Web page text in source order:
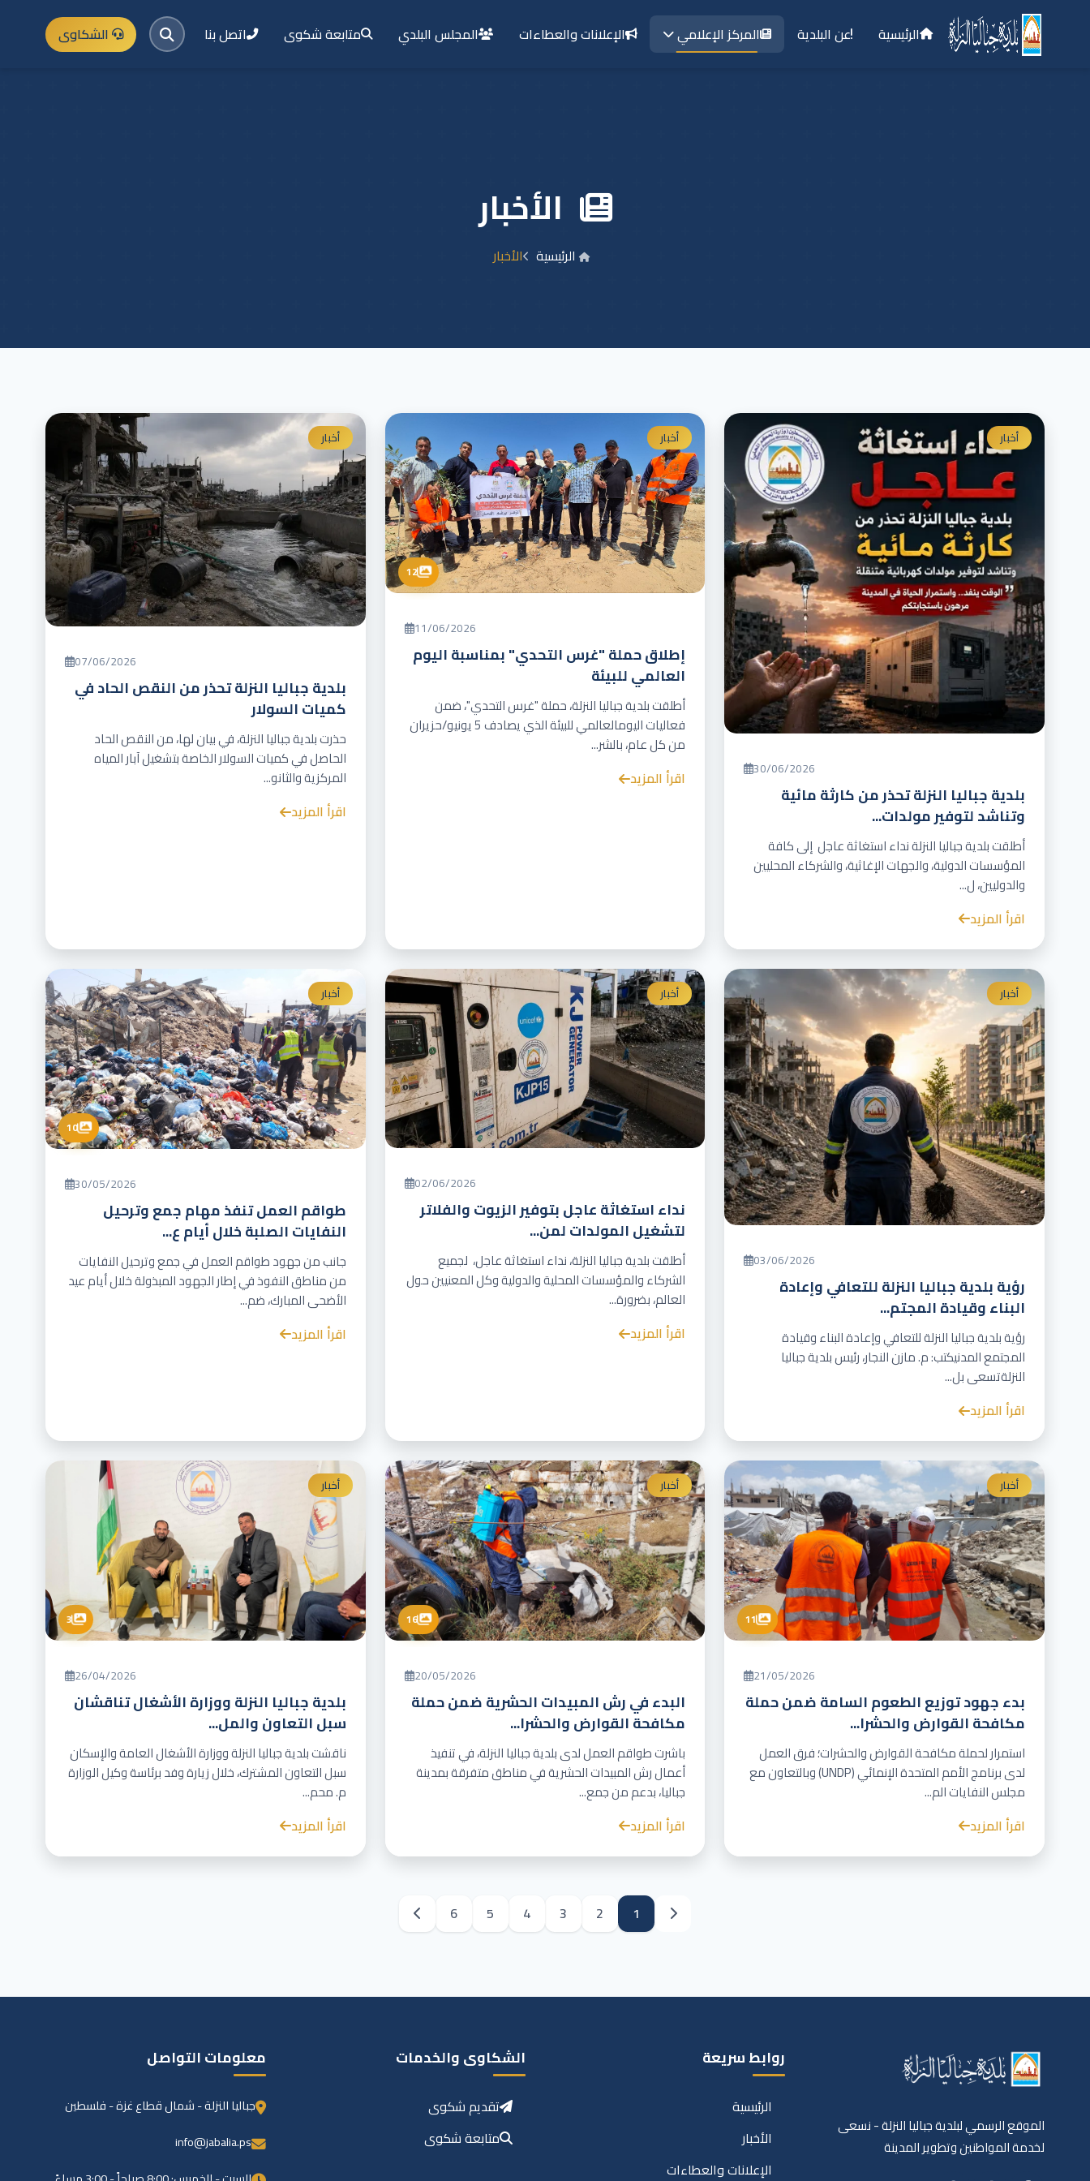
الرئيسية عن البلدية المركز الإعلامي الإعلانات والعطاءات المجلس البلدي متابعة شكوى اتصل بنا الشكاوى
الأخبار
الرئيسية الأخبار
أخبار
30/06/2026
بلدية جباليا النزلة تحذر من كارثة مائية
وتناشد لتوفير مولدات...
أطلقت بلدية جباليا النزلة نداء استغاثة عاجل إلى كافة
المؤسسات الدولية، والجهات الإغاثية، والشركاء المحليين
والدوليين، ل...
اقرأ المزيد
أخبار
12
11/06/2026
إطلاق حملة "غرس التحدي" بمناسبة اليوم
العالمي للبيئة
أطلقت بلدية جباليا النزلة، حملة "غرس التحدي"، ضمن
فعاليات اليومالعالمي للبيئة الذي يصادف 5 يونيو/حزيران
من كل عام، بالشر...
اقرأ المزيد
أخبار
07/06/2026
بلدية جباليا النزلة تحذر من النقص الحاد في
كميات السولار
حذرت بلدية جباليا النزلة، في بيان لها، من النقص الحاد
الحاصل في كميات السولار الخاصة بتشغيل آبار المياه
المركزية والثانو...
اقرأ المزيد
أخبار
03/06/2026
رؤية بلدية جباليا النزلة للتعافي وإعادة
البناء وقيادة المجتم...
رؤية بلدية جباليا النزلة للتعافي وإعادة البناء وقيادة
المجتمع المدنيكتب: م. مازن النجار، رئيس بلدية جباليا
النزلةتسعى بل...
اقرأ المزيد
أخبار
02/06/2026
نداء استغاثة عاجل بتوفير الزيوت والفلاتر
لتشغيل المولدات لمن...
أطلقت بلدية جباليا النزلة، نداء استغاثة عاجل، لجميع
الشركاء والمؤسسات المحلية والدولية وكل المعنيين حول
العالم، بضرورة...
اقرأ المزيد
أخبار
10
30/05/2026
طواقم العمل تنفذ مهام جمع وترحيل
النفايات الصلبة خلال أيام ع...
جانب من جهود طواقم العمل في جمع وترحيل النفايات
من مناطق النفوذ في إطار الجهود المبذولة خلال أيام عيد
الأضحى المبارك، ضم...
اقرأ المزيد
أخبار
11
21/05/2026
بدء جهود توزيع الطعوم السامة ضمن حملة
مكافحة القوارض والحشرا...
استمرار لحملة مكافحة القوارض والحشرات؛ فرق العمل
لدى برنامج الأمم المتحدة الإنمائي (UNDP) وبالتعاون مع
مجلس النفايات الم...
اقرأ المزيد
أخبار
16
20/05/2026
البدء في رش المبيدات الحشرية ضمن حملة
مكافحة القوارض والحشرا...
باشرت طواقم العمل لدى بلدية جباليا النزلة، في تنفيذ
أعمال رش المبيدات الحشرية في مناطق متفرقة بمدينة
جباليا، بدعم من جمع...
اقرأ المزيد
أخبار
3
26/04/2026
بلدية جباليا النزلة ووزارة الأشغال تناقشان
سبل التعاون والمل...
ناقشت بلدية جباليا النزلة ووزارة الأشغال العامة والإسكان
سبل التعاون المشترك، خلال زيارة وفد برئاسة وكيل الوزارة
م. محم...
اقرأ المزيد
1
2
3
4
5
6
الموقع الرسمي لبلدية جباليا النزلة - نسعى
لخدمة المواطنين وتطوير المدينة
روابط سريعة
الرئيسية
الأخبار
الإعلانات والعطاءات
الشكاوى والخدمات
تقديم شكوى
متابعة شكوى
معلومات التواصل
جباليا النزلة - شمال قطاع غزة - فلسطين
info@jabalia.ps